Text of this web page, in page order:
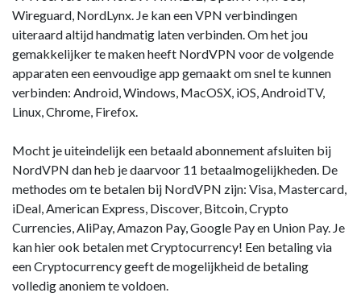
Wireguard, NordLynx. Je kan een VPN verbindingen
uiteraard altijd handmatig laten verbinden. Om het jou
gemakkelijker te maken heeft NordVPN voor de volgende
apparaten een eenvoudige app gemaakt om snel te kunnen
verbinden: Android, Windows, MacOSX, iOS, AndroidTV,
Linux, Chrome, Firefox.
Mocht je uiteindelijk een betaald abonnement afsluiten bij
NordVPN dan heb je daarvoor 11 betaalmogelijkheden. De
methodes om te betalen bij NordVPN zijn: Visa, Mastercard,
iDeal, American Express, Discover, Bitcoin, Crypto
Currencies, AliPay, Amazon Pay, Google Pay en Union Pay. Je
kan hier ook betalen met Cryptocurrency! Een betaling via
een Cryptocurrency geeft de mogelijkheid de betaling
volledig anoniem te voldoen.